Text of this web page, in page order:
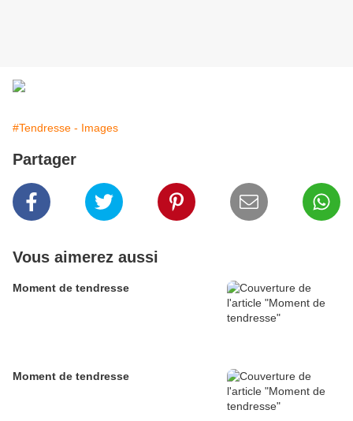
#Tendresse - Images
Partager
Vous aimerez aussi
Moment de tendresse
Moment de tendresse